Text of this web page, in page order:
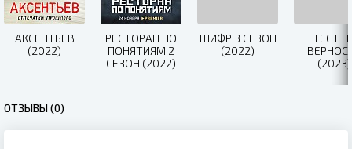
АКСЕНТЬЕВ
(2022)
РЕСТОРАН ПО
ПОНЯТИЯМ 2
СЕЗОН (2022)
ШИФР 3 СЕЗОН
(2022)
ТЕСТ
(2023)
ОТЗЫВЫ (0)